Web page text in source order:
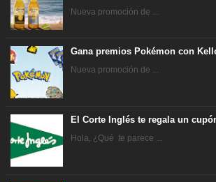
Nueva promoción de ...
Gana premios Pokémon con
Nueva promoción de ...
El Corte Inglés te regala un
Hola, ¿Qué te parece ...